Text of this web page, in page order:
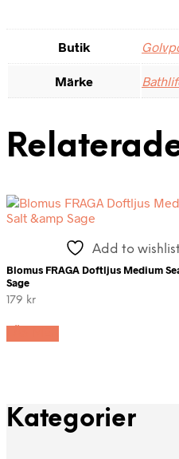
Butik
Märke
Add to wishlist
Blomus FRAGA Doftljus Medium
Sage
179 kr
Kategorier